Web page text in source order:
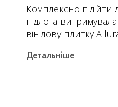
Комплексно
підлога
вінілову плитку
Детальніше